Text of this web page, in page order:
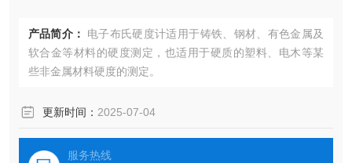
产品简介：
电子布氏硬度计适用于铸铁、钢材、有色金属及
软合金等材料的硬度测定，也适用于硬质的塑料、电木等某
些非金属材料硬度的测定。
更新时间： 2025-07-04
服务热线